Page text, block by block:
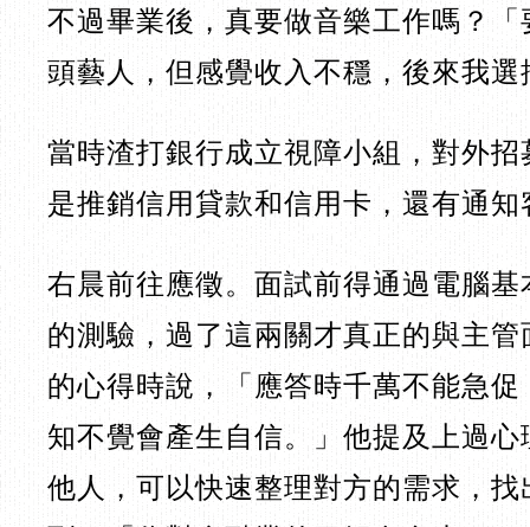
不過畢業後，真要做音樂工作嗎？
頭藝人，但感覺收入不穩，後來我
當時渣打銀行成立視障小組，對外
是推銷信用貸款和信用卡，還有通
右晨前往應徵。面試前得通過電腦
的測驗，過了這兩關才真正的與主
的心得時說，「應答時千萬不能急
知不覺會產生自信。」他提及上過
他人，可以快速整理對方的需求，